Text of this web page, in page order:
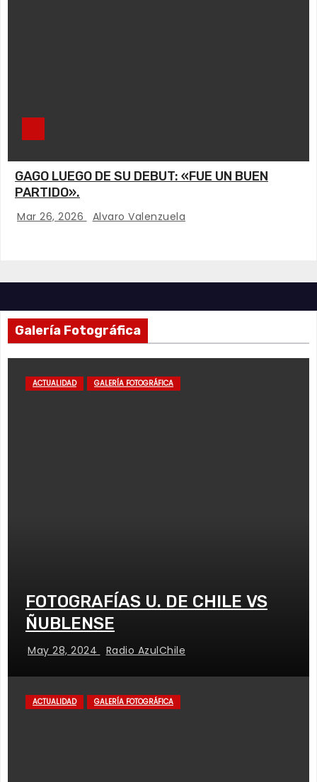
GAGO LUEGO DE SU DEBUT: «FUE UN BUEN
PARTIDO».
Mar 26, 2026 Alvaro Valenzuela
Galería Fotográfica
ACTUALIDAD GALERÍA FOTOGRÁFICA
FOTOGRAFÍAS U. DE CHILE VS
ÑUBLENSE
May 28, 2024 Radio AzulChile
ACTUALIDAD GALERÍA FOTOGRÁFICA